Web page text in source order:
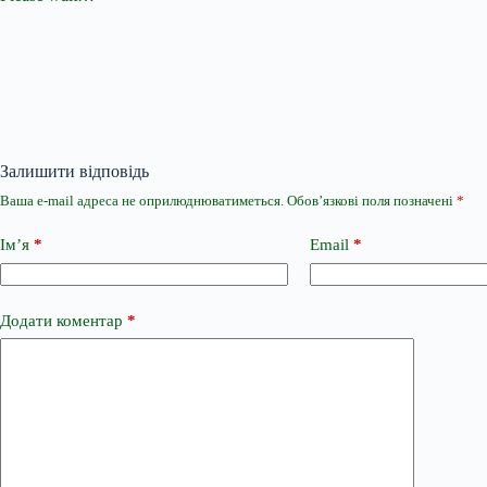
Залишити відповідь
Ваша e-mail адреса не оприлюднюватиметься. Обов’язкові поля позначені *
Ім’я * Email *
Додати коментар *